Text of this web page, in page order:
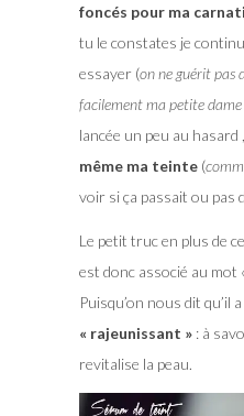
foncés pour ma
tu le constates je
essayer (on ne guérit pas
facilement ma petite
lancée un peu au hasard ,
même ma teinte(
voir si ça passait ou pas
Le petit truc en plus de
est donc associé au mot
Puisqu’on nous dit qu’il a
« rajeunissant »: à
revitalise la peau.